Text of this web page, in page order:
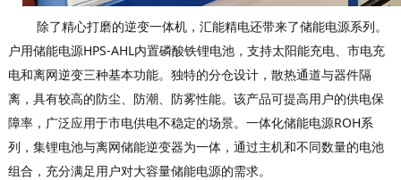
除了精心打磨的逆变一体机，汇能精电还带来了储能电源系列。
户用储能电源HPS-AHL内置磷酸铁锂电池，支持太阳能充电、市电充
电和离网逆变三种基本功能。 独特的分仓设计，散热通道与器件隔
离，具有较高的防尘、防潮、防雾性能。 该产品可提高用户的供电保
障率，广泛应用于市电供电不稳定的场景。 一体化储能电源ROH系
列，集锂电池与离网储能逆变器为一体，通过主机和不同数量的电池
组合，充分满足用户对大容量储能电源的需求。